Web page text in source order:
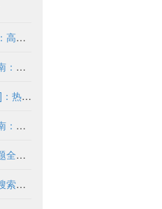
磁力链接导航站：高效获取资源的合法途径
磁力链接分享指南：安全合法获取资源
[知名影视剧名称]：热门剧情与高清资源解析
新手磁力下载指南：新手必读完整教程
磁力下载常见问题全解析
磁力搜剧：安全搜索与合法使用指南